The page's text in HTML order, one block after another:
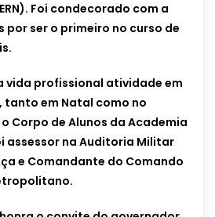
Foi condecorado com a
por ser o primeiro no curso de
vida profissional atividade em
tanto em Natal como no
Corpo de Alunos da Academia
assessor na Auditoria Militar
e Comandante do Comando